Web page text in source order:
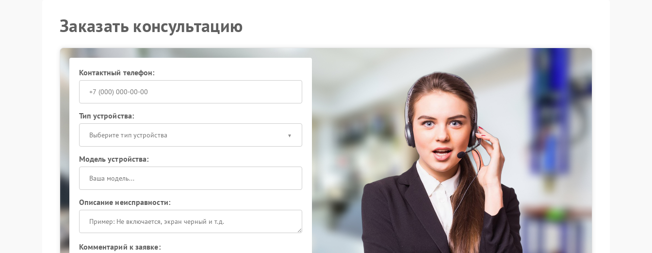
Заказать консультацию
Контактный телефон:
Тип устройства:
Выберите тип устройства
Модель устройства:
Описание неисправности:
Комментарий к заявке: